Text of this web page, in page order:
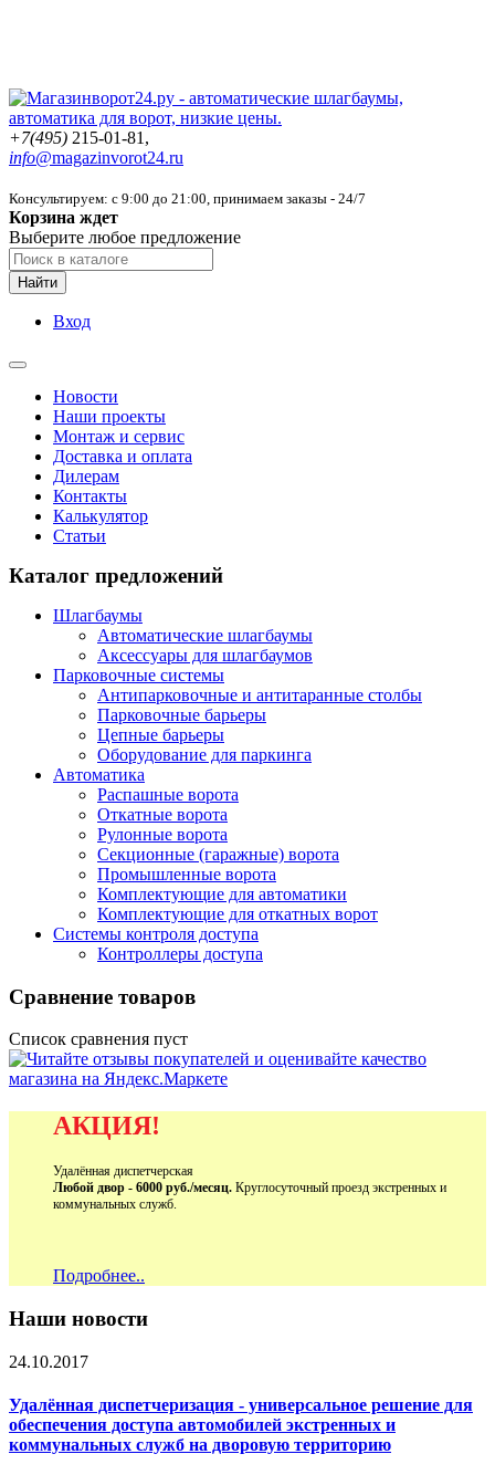
+7(495) 215-01-81,
info@magazinvorot24.ru
Консультируем: с 9:00 до 21:00, принимаем заказы - 24/7
Корзина ждет
Выберите любое предложение
Найти
Вход
Новости
Наши проекты
Монтаж и сервис
Доставка и оплата
Дилерам
Контакты
Калькулятор
Статьи
Каталог предложений
Шлагбаумы
Автоматические шлагбаумы
Аксессуары для шлагбаумов
Парковочные системы
Антипарковочные и антитаранные столбы
Парковочные барьеры
Цепные барьеры
Оборудование для паркинга
Автоматика
Распашные ворота
Откатные ворота
Рулонные ворота
Секционные (гаражные) ворота
Промышленные ворота
Комплектующие для автоматики
Комплектующие для откатных ворот
Системы контроля доступа
Контроллеры доступа
Сравнение товаров
Список сравнения пуст
АКЦИЯ!
Удалённая диспетчерская
Любой двор - 6000 руб./месяц. Круглосуточный проезд экстренных и
коммунальных служб.
Подробнее..
Наши новости
24.10.2017
Удалённая диспетчеризация - универсальное решение для
обеспечения доступа автомобилей экстренных и
коммунальных служб на дворовую территорию